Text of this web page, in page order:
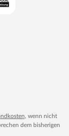
, wenn nicht
dem bisherigen